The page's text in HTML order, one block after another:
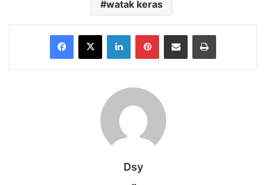
watak keras
Facebook
X LinkedInPinterestShare via Email Print
Dsy